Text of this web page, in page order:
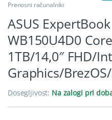
Prenosni računalniki
ASUS
WB150U4D0
1TB/14,0″ FHD/
Graphics/
Dosegljivost: Na zalogi pri